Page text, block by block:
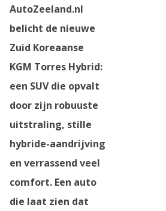
N
AutoZeeland.nl
belicht de nieuwe
Zuid Koreaanse
KGM Torres Hybrid:
een SUV die opvalt
door zijn robuuste
uitstraling, stille
hybride-aandrijving
en verrassend veel
comfort. Een auto
die laat zien dat